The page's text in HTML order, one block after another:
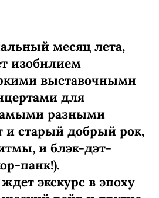
месяц лета,
изобилием
выставочными
для
разными
и старый добрый рок,
и блэк-дэт-
панк!).
экскурс в эпоху